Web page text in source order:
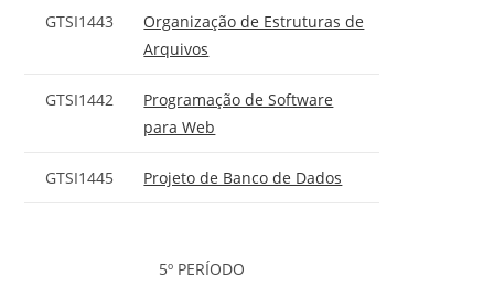
GTSI1443
Organização de Estruturas de
Arquivos
GTSI1442
Programação de Software
para Web
GTSI1445 Projeto de Banco de Dados
5º PERÍODO